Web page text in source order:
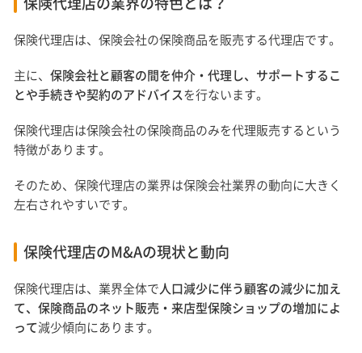
保険代理店は、保険会社の保険商品を販売する代理店です。
主に、保険会社と顧客の間を仲介・代理し、サポートするこ
とや手続きや契約のアドバイスを行ないます。
保険代理店は保険会社の保険商品のみを代理販売するという
特徴があります。
そのため、保険代理店の業界は保険会社業界の動向に大きく
左右されやすいです。
保険代理店のM&Aの現状と動向
保険代理店は、業界全体で人口減少に伴う顧客の減少に加え
て、保険商品のネット販売・来店型保険ショップの増加によ
って減少傾向にあります。